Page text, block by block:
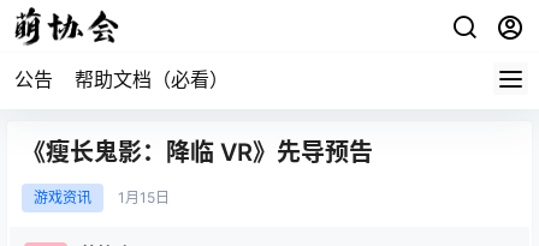
公告 帮助文档（必看）
《瘦长鬼影：降临 VR》先导预告
游戏资讯 1月 15日